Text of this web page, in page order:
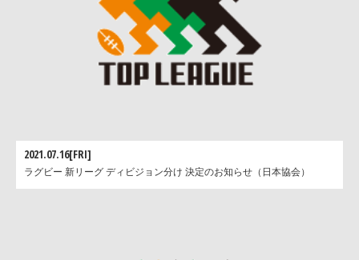
2021.07.16[FRI]
ラグビー 新リーグ ディビジョン分け 決定のお知らせ（日本協会）